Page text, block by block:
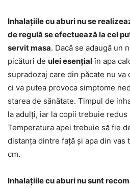
Inhalațiile cu aburi nu se
de regulă se efectuează la cel
servit masa. Dacă se adaugă un
picături de ulei esențialîn apa
supradozaj care din păcate nu
ci va putea provoca simptome
starea de sănătate. Timpul de
la adulți, iar la copii trebuie
Temperatura apei trebuie să fie
distanța dintre față și apa din
cm.
Inhalațiile cu aburi nu sunt